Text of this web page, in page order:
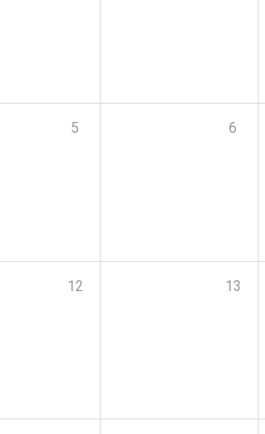
5 6
12 13